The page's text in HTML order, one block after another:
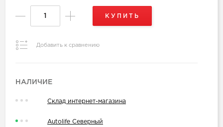
КУПИТЬ
Добавить к сравнению
НАЛИЧИЕ
Склад интернет-магазина
Autolife Северный